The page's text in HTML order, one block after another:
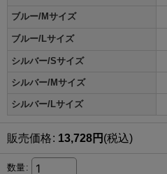
ブルー/Mサイズ
ブルー/Lサイズ
シルバー/Sサイズ
シルバー/Mサイズ
シルバー/Lサイズ
販売価格: 13,728円 (税込)
数量: